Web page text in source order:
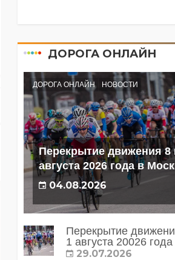
ДОРОГА ОНЛАЙН
ДОРОГА ОНЛАЙН НОВОСТИ
Перекрытие движения 8
августа 2026 года в
04.08.2026
Перекрытие
1 августа 20026
29.07.2026